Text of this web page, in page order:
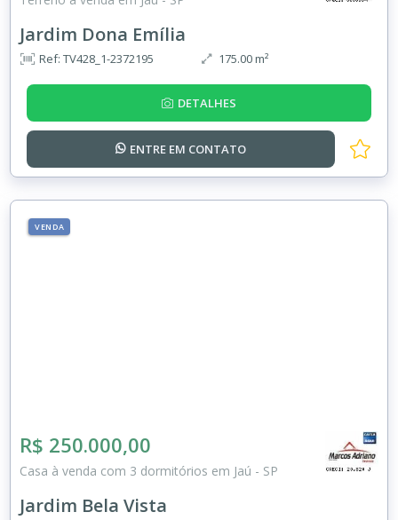
Jardim Dona Emília
Ref: TV428_1-2372195 175.00 m²
DETALHES
ENTRE EM CONTATO
VENDA
R$ 250.000,00
Casa à venda com 3 dormitórios em Jaú - SP
Jardim Bela Vista